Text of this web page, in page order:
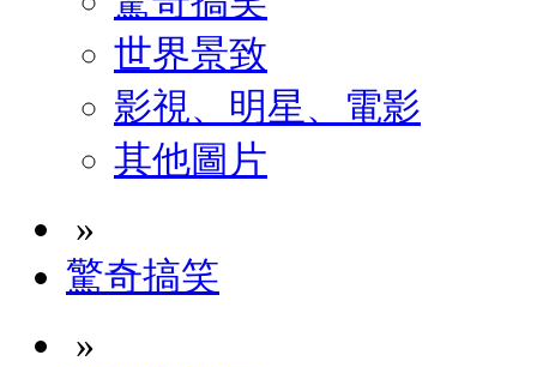
世界景致
影視、明星、電影
其他圖片
»
驚奇搞笑
»